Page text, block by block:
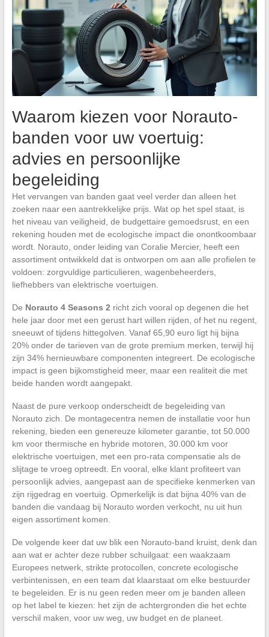
Waarom kiezen voor Norauto-
banden voor uw voertuig:
advies en persoonlijke
begeleiding
Het vervangen van banden gaat veel verder dan alleen het
zoeken naar een aantrekkelijke prijs. Wat op het spel staat, is
het niveau van veiligheid, de budgettaire gemoedsrust, en een
rekening houden met de ecologische impact die onontkoombaar
wordt. Norauto, onder leiding van Coralie Mercier, heeft een
assortiment ontwikkeld dat is ontworpen om aan alle profielen te
voldoen: zorgvuldige particulieren, wagenbeheerders,
liefhebbers van elektrische voertuigen.
De Norauto 4 Seasons 2 richt zich vooral op degenen die het
hele jaar door met een gerust hart willen rijden, of het nu regent,
sneeuwt of tijdens hittegolven. Vanaf 65,90 euro ligt hij bijna
20% onder de tarieven van de grote premium merken, terwijl hij
zijn 34% hernieuwbare componenten integreert. De ecologische
impact is geen bijkomstigheid meer, maar een realiteit die met
beide handen wordt aangepakt.
Naast de pure verkoop onderscheidt de begeleiding van
Norauto zich. De montagecentra nemen de installatie voor hun
rekening, bieden een genereuze kilometer garantie, tot 50.000
km voor thermische en hybride motoren, 30.000 km voor
elektrische voertuigen, met een pro-rata compensatie als de
slijtage te vroeg optreedt. En vooral, elke klant profiteert van
persoonlijk advies, aangepast aan de specifieke kenmerken van
zijn rijgedrag en voertuig. Opmerkelijk is dat bijna 40% van de
banden die vandaag bij Norauto worden verkocht, nu uit hun
eigen assortiment komen.
De volgende keer dat uw blik een Norauto-band kruist, denk dan
aan wat er achter deze rubber schuilgaat: een waakzaam
Europees netwerk, strikte protocollen, concrete ecologische
verbintenissen, en een team dat klaarstaat om elke bestuurder
te begeleiden. Er is nu geen reden meer om je banden alleen
op het label te kiezen: het zijn de achtergronden die het echte
verschil maken, voor uw weg, uw budget en de planeet.